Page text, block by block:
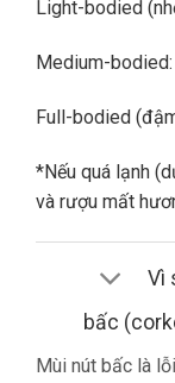
Light-bodied
Medium-
Full-bodied
*Nếu quá lạnh
và rượu mất
Vì
bấc
Mùi nút bấc là